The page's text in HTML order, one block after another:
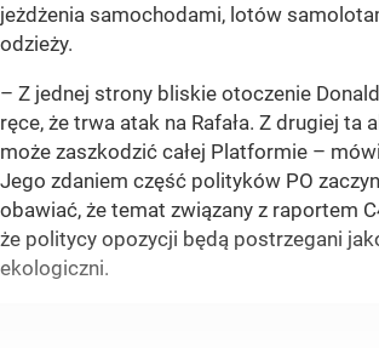
jeżdżenia samochodami, lotów
odzieży.
– Z jednej strony bliskie otoczenie
ręce, że trwa atak na Rafała. Z drugiej ta
może zaszkodzić całej Platformie –
Jego zdaniem część polityków PO
obawiać, że temat związany z raportem
że politycy opozycji będą postrzegani
ekologiczni.